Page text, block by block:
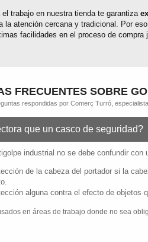
trabajo en nuestra tienda te garantiza
atención cercana y tradicional. Por
facilidades en el proceso de
FRECUENTES SOBRE
respondidas por Comerç Turró,
que un casco de seguridad?
industrial no se debe confundir con
de la cabeza del portador si la
alguna contra el efecto de
en áreas de trabajo donde no sea